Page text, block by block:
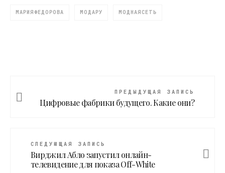
МАРИЯФЕДОРОВА МОДАРУ МОДНАЯСЕТЬ
ПРЕДЫДУЩАЯ ЗАПИСЬ
Цифровые фабрики будущего. Какие они?
СЛЕДУЮЩАЯ ЗАПИСЬ
Вирджил Абло запустил онлайн-
телевидение для показа Off-White